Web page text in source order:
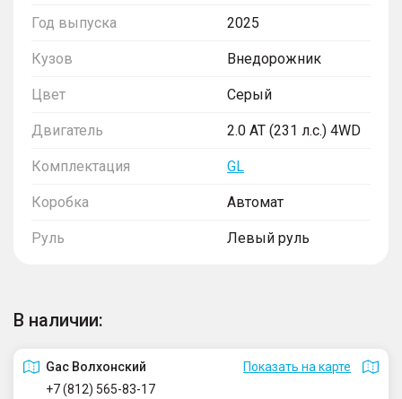
Год выпуска 2025
Кузов Внедорожник
Цвет Серый
Двигатель 2.0 AT (231 л.с.) 4WD
Комплектация GL
Коробка Автомат
Руль Левый руль
В наличии:
Gac Волхонский
Показать на карте
+7 (812) 565-83-17